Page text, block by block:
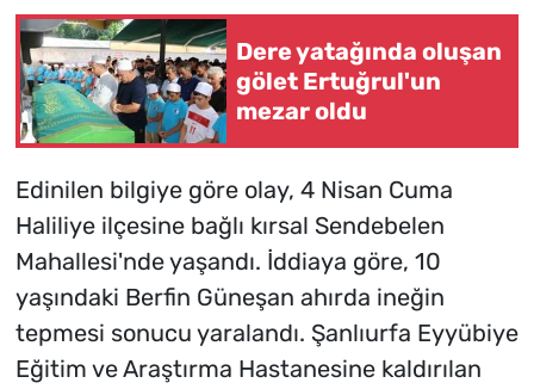
Dere yatağında oluşan
gölet Ertuğrul'un
mezar oldu
Edinilen bilgiye göre olay, 4 Nisan Cuma
Haliliye ilçesine bağlı kırsal Sendebelen
Mahallesi'nde yaşandı. İddiaya göre, 10
yaşındaki Berfin Güneşan ahırda ineğin
tepmesi sonucu yaralandı. Şanlıurfa Eyyübiye
Eğitim ve Araştırma Hastanesine kaldırılan